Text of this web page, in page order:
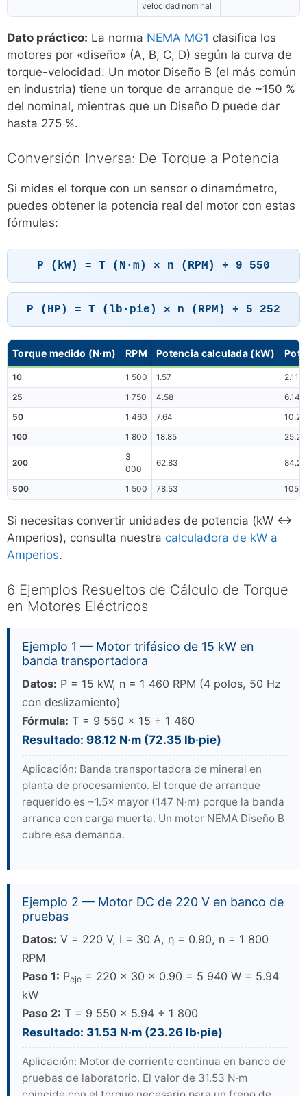
velocidad nominal
Dato práctico: La norma NEMA MG1 clasifica los
motores por «diseño» (A, B, C, D) según la curva de
torque-velocidad. Un motor Diseño B (el más común
en industria) tiene un torque de arranque de ~150 %
del nominal, mientras que un Diseño D puede dar
hasta 275 %.
Conversión Inversa: De Torque a Potencia
Si mides el torque con un sensor o dinamómetro,
puedes obtener la potencia real del motor con estas
fórmulas:
P (kW) = T (N·m) × n (RPM) ÷ 9 550
P (HP) = T (lb·pie) × n (RPM) ÷ 5 252
Torque medido (N·m) RPM Potencia calculada (kW)
10 1 500 1.57
2.11
25
1 750 4.58
6.14
50
1 460 7.64
10.25
100
1 800 18.85 25.27
200
3
000
62.83 84.26
500 1 500 78.53
Si necesitas convertir unidades de potencia (kW ↔
Amperios), consulta nuestra calculadora de kW a
Amperios.
6 Ejemplos Resueltos de Cálculo de Torque
en Motores Eléctricos
Ejemplo 1 — Motor trifásico de 15 kW en
banda transportadora
Datos: P = 15 kW, n = 1 460 RPM (4 polos, 50 Hz
con deslizamiento)
Fórmula: T = 9 550 × 15 ÷ 1 460
Resultado: 98.12 N·m (72.35 lb·pie)
Aplicación: Banda transportadora de mineral en
planta de procesamiento. El torque de arranque
requerido es ~1.5× mayor (147 N·m) porque la banda
arranca con carga muerta. Un motor NEMA Diseño B
cubre esa demanda.
Ejemplo 2 — Motor DC de 220 V en banco de
pruebas
Datos: V = 220 V, I = 30 A, η = 0.90, n = 1 800
RPM
Paso 1: Peje = 220 × 30 × 0.90 = 5 940 W = 5.94
kW
Paso 2: T = 9 550 × 5.94 ÷ 1 800
Resultado: 31.53 N·m (23.26 lb·pie)
Aplicación: Motor de corriente continua en banco de
pruebas de laboratorio. El valor de 31.53 N·m